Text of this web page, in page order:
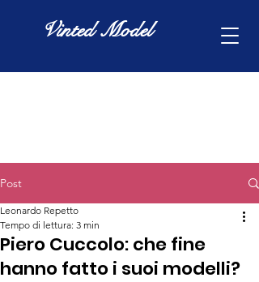
Vinted Model
Post
Piero Cuccolo: che fine
hanno fatto i suoi modelli?
Leonardo Repetto
Tempo di lettura: 3 min